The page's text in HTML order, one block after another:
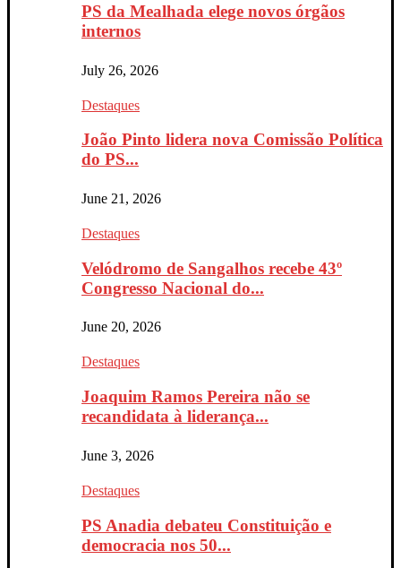
PS da Mealhada elege novos órgãos
internos
July 26, 2026
Destaques
João Pinto lidera nova Comissão Política
do PS...
June 21, 2026
Destaques
Velódromo de Sangalhos recebe 43º
Congresso Nacional do...
June 20, 2026
Destaques
Joaquim Ramos Pereira não se
recandidata à liderança...
June 3, 2026
Destaques
PS Anadia debateu Constituição e
democracia nos 50...